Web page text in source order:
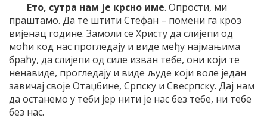
Ето, сутра нам је крсно име. Опрости, ми
праштамо. Да те штити Стефан – помени га кроз
вијенац године. Замоли се Христу да слијепи од
моћи код нас прогледају и виде међу најмањима
браћу, да слијепи од силе изван тебе, они који те
ненавиде, прогледају и виде људе који воле један
завичај своје Отаџбине, Српску и Свесрпску. Дај нам
да останемо у теби јер нити је нас без тебе, ни тебе
без нас.